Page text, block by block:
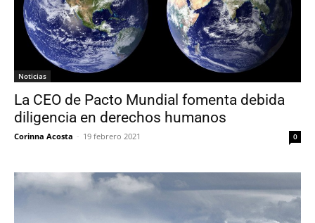
Noticias
La CEO de Pacto Mundial fomenta debida
diligencia en derechos humanos
Corinna Acosta - 19 febrero 2021 0